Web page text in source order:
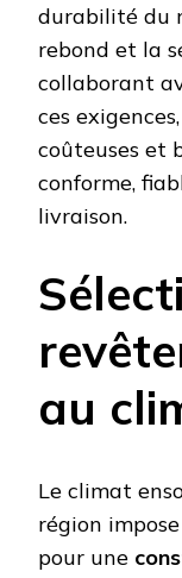
durabilité du
rebond et la
collaborant
ces
coûteuses et
conforme,
livraison.
au
Le climat
région
pour une